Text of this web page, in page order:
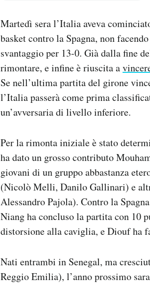
Martedì sera l’Italia aveva
basket contro la Spagna, non
svantaggio per 13-0. Già dalla fine
rimontare, e infine è riuscita a
Se nell’ultima partita del girone
l’Italia passerà come prima
un’avversaria di livello inferiore.
Per la rimonta iniziale è stato
ha dato un grosso contributo
giovani di un gruppo abbastanza
(Nicolò Melli, Danilo Gallinari) e
Alessandro Pajola). Contro la
Niang ha concluso la partita con 10
distorsione alla caviglia, e Diouf ha
Nati entrambi in Senegal, ma
Reggio Emilia), l’anno prossimo